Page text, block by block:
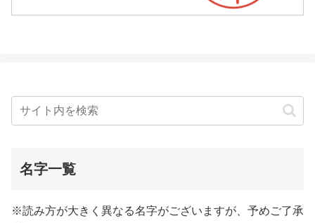
名字一覧
※読み方が大きく異なる名字がございますが、予めご了承